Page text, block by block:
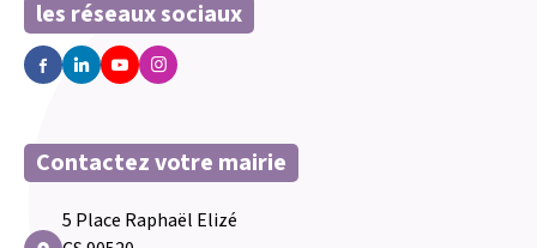
les réseaux sociaux
Contactez votre mairie
5 Place Raphaël Elizé